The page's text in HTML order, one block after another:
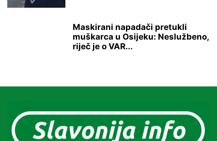
Maskirani napadači pretukli
muškarca u Osijeku: Neslužbeno,
riječ je o VAR...